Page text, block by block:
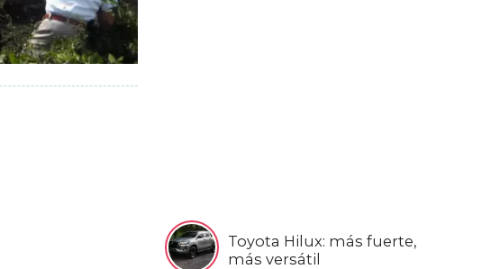
Toyota Hilux: más fuerte,
más versátil